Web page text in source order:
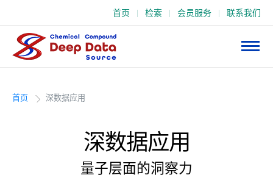
首页 检索 会员服务 联系我们
首页 深数据应用
深数据应用
量子层面的洞察力